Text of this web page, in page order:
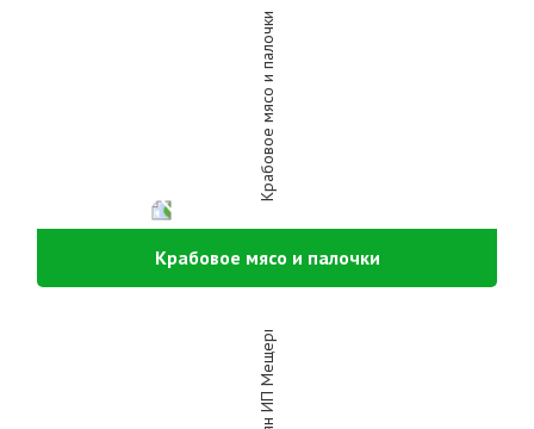
Крабовое мясо и палочки